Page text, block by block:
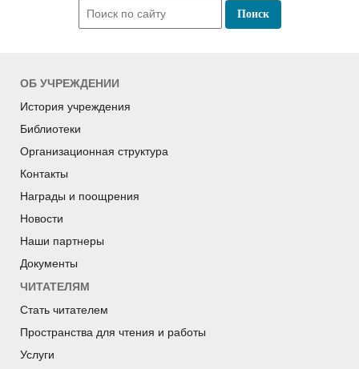
ОБ УЧРЕЖДЕНИИ
История учреждения
Библиотеки
Организационная структура
Контакты
Награды и поощрения
Новости
Наши партнеры
Документы
ЧИТАТЕЛЯМ
Стать читателем
Пространства для чтения и работы
Услуги